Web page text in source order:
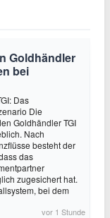
Goldhändler
bei
Das
Die
Goldhändler TGI
Nach
besteht der
das
zugesichert hat.
bei dem
vor 1 Stunde